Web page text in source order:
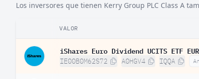
Los inversores que tienen Kerry Group PLC Class A
VALOR
iShares Euro Dividend UCITS ETF
IE00B0M62S72 A0HGV4 IQQA